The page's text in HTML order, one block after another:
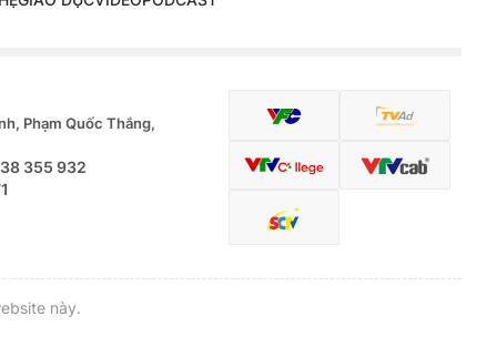
Phạm Quốc Thắng,
355 932
này.